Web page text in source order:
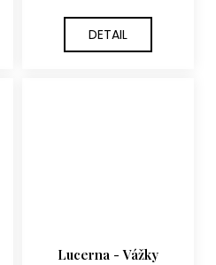
DETAIL
Lucerna - Vážky